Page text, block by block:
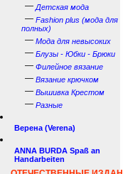
— Детская мода
— Fashion plus (мода для
полных)
— Мода для невысоких
— Блузы - Юбки - Брюки
— Филейное вязание
— Вязание крючком
— Вышивка Крестом
— Разные
Верена (Verena)
ANNA BURDA Spaß an
Handarbeiten